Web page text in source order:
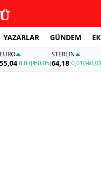
YAZARLAR GÜNDEM
EURO
55,04 0,03(%0,05)
STERLIN
64,18 0,01